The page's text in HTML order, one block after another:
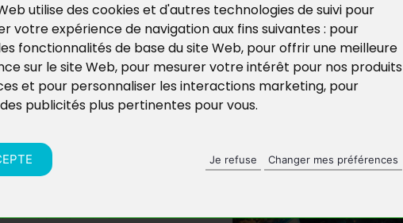
utilise des cookies et d'autres technologies de suivi pour
votre expérience de navigation aux fins suivantes : pour
fonctionnalités de base du site Web, pour offrir une meilleure
sur le site Web, pour mesurer votre intérêt pour nos produits
et pour personnaliser les interactions marketing, pour
publicités plus pertinentes pour vous.
Je refuse Changer mes préférences
ciel
lui donnant une